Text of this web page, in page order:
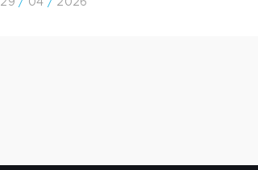
29 / 04 / 2026